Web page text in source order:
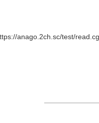
anago.2ch.sc/test/